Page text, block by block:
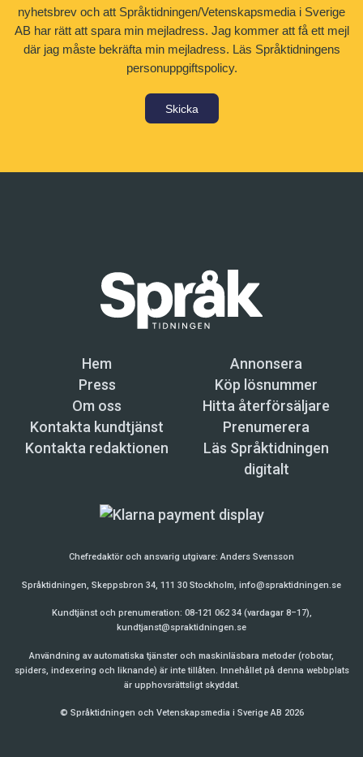
nyhetsbrev och att Språktidningen/Vetenskapsmedia i Sverige
AB har rätt att spara min mejladress. Jag kommer att få ett mejl
där jag måste bekräfta min mejladress. Läs Språktidningens
personuppgiftspolicy.
Skicka
Hem
Annonsera
Press
Köp lösnummer
Om oss
Hitta återförsäljare
Kontakta kundtjänst
Prenumerera
Kontakta redaktionen
Läs Språktidningen
digitalt
Chefredaktör och ansvarig utgivare:Anders Svensson
Språktidningen, Skeppsbron 34, 111 30 Stockholm, info@spraktidningen.se
Kundtjänst och prenumeration: 08-121 062 34 (vardagar 8–17),
kundtjanst@spraktidningen.se
Användning av automatiska tjänster och maskinläsbara metoder (robotar,
spiders, indexering och liknande) är inte tillåten. Innehållet på denna webbplats
är upphovsrättsligt skyddat.
© Språktidningen och Vetenskapsmedia i Sverige AB 2026